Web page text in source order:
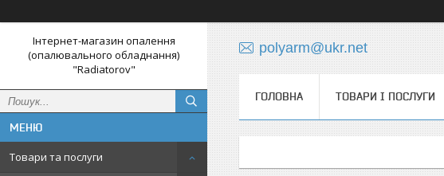
Інтернет-магазин опалення
(опалювального обладнання)
"Radiatorov"
Товари та послуги
polyarm@ukr.net
ГОЛОВНА ТОВАРИ І ПОСЛУГИ